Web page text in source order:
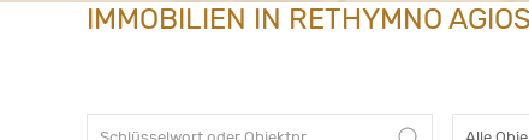
IMMOBILIEN IN RETHYMNO